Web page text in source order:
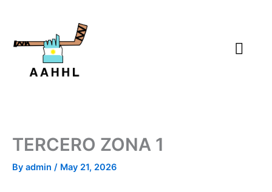
TERCERO ZONA 1
By admin / May 21, 2026